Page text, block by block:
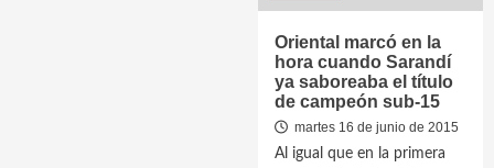
Oriental marcó en la
hora cuando Sarandí
ya saboreaba el título
de campeón sub-15
martes 16 de junio de 2015
Al igual que en la primera